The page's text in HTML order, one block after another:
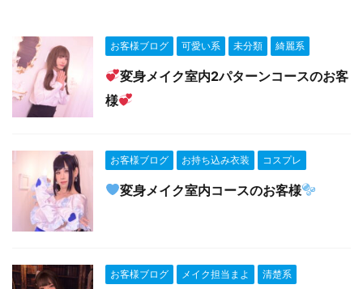
お客様ブログ 可愛い系 未分類 綺麗系
変身メイク室内2パターンコースのお客
様
お客様ブログ お持ち込み衣装 コスプレ
変身メイク室内コースのお客様
お客様ブログ メイク担当まよ 清楚系